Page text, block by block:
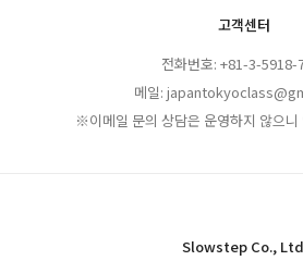
고객센터
전화번호: +81-3-5918-
메일:
※이메일 문의 상담은 운영하지 않으니
Slowstep Co.,